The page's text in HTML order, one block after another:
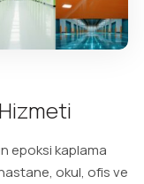
epoksi kaplama
okul, ofis ve